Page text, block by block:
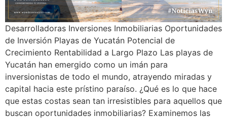
Desarrolladoras Inversiones Inmobiliarias Oportunidades
de Inversión Playas de Yucatán Potencial de
Crecimiento Rentabilidad a Largo Plazo Las playas de
Yucatán han emergido como un imán para
inversionistas de todo el mundo, atrayendo miradas y
capital hacia este prístino paraíso. ¿Qué es lo que hace
que estas costas sean tan irresistibles para aquellos que
buscan oportunidades inmobiliarias? Examinemos las